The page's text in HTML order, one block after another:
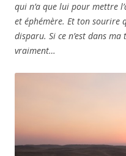
qui n’a que lui pour mettre
et éphémère. Et ton sourire
disparu. Si ce n’est dans
vraiment…